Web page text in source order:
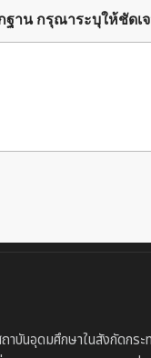
าน กรุณาระบุให้ชัดเ
าบันอุดมศึกษาในสังกัดกระ